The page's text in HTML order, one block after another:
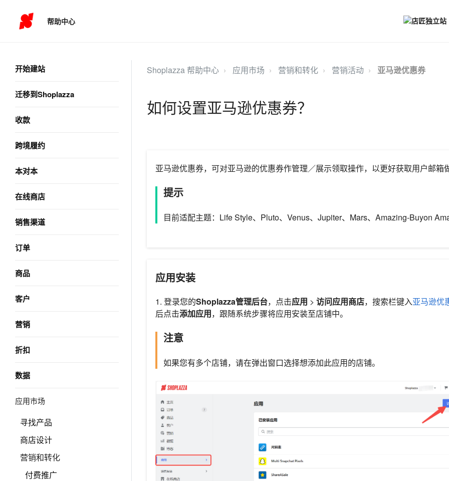
帮助中心
开始建站
迁移到Shoplazza
收款
跨境履约
本对本
在线商店
销售渠道
订单
商品
客户
营销
折扣
数据
应用市场
寻找产品
商店设计
营销和转化
付费推广
Shoplazza 帮助中心 应用市场 营销和转化 营销活动 亚马逊优惠券
如何设置亚马逊优惠券？
亚马逊优惠券，可对亚马逊的优惠券作管理／展示领取操作，以更好获取用户邮箱
提示
目前适配主题：Life Style、Pluto、Venus、Jupiter、Mars、Amazing-Buyon
应用安装
1. 登录您的Shoplazza管理后台，点击应用 > 访问应用商店，搜索栏键入亚马逊优
后点击添加应用，跟随系统步骤将应用安装至店铺中。
注意
如果您有多个店铺，请在弹出窗口选择想添加此应用的店铺。